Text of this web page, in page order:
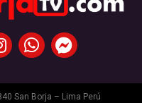
San Borja – Lima Perú